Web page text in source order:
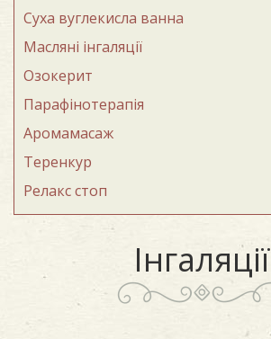
Суха вуглекисла ванна
Масляні інгаляції
Озокерит
Парафінотерапія
Аромамасаж
Теренкур
Релакс стоп
Iнгаляції